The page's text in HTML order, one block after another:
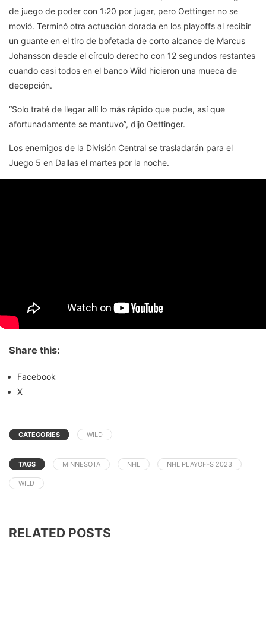
de juego de poder con 1:20 por jugar, pero Oettinger no se
movió. Terminó otra actuación dorada en los playoffs al recibir
un guante en el tiro de bofetada de corto alcance de Marcus
Johansson desde el círculo derecho con 12 segundos restantes
cuando casi todos en el banco Wild hicieron una mueca de
decepción.
“Solo traté de llegar allí lo más rápido que pude, así que
afortunadamente se mantuvo”, dijo Oettinger.
Los enemigos de la División Central se trasladarán para el
Juego 5 en Dallas el martes por la noche.
Share this:
Facebook
X
CATEGORIES WILD
TAGS MINNESOTA NHL NHL PLAYOFFS 2023
WILD
RELATED POSTS